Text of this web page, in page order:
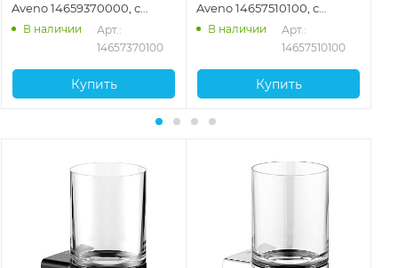
Aveno 14659370000, с
клеевым комплектом,
черный матовый
В наличии
Арт.:
14657370100
Купить
Aveno 14657510100, с
клеевым комплектом,
белый матовый
В наличии
Арт.:
14657510100
Купить